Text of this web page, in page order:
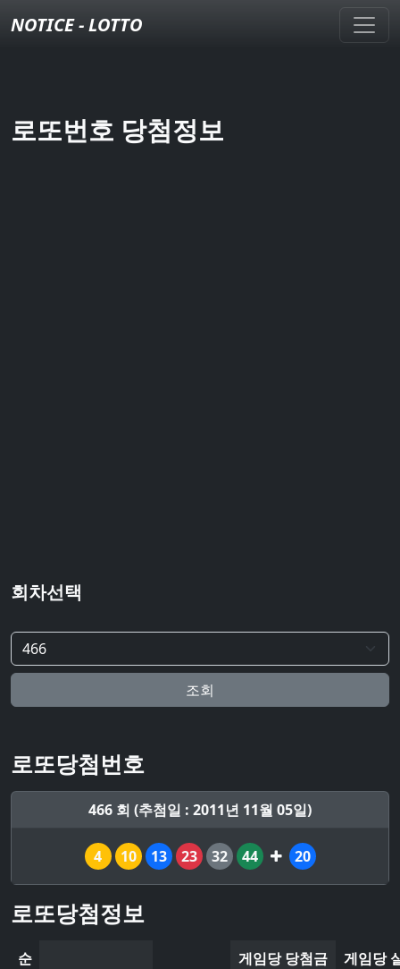
NOTICE - LOTTO
로또번호 당첨정보
회차선택
조회
로또당첨번호
466 회 (추첨일 : 2011년 11월 05일)
4 10 13 23 32 44 20
로또당첨정보
순
게임당 당첨금
게임당